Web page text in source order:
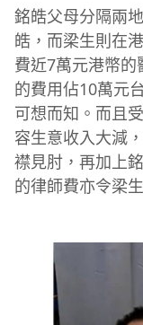
銘皓父母分隔兩
皓，而梁生則在
費近7萬元港幣
的費用佔10萬元
可想而知。而且
容生意收入大減
襟見肘，再加上
的律師費亦令梁